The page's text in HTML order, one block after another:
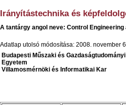
Irányítástechnika és
A tantárgy angol neve: Control
Adatlap utolsó módosítása: 2008. november
Budapesti Műszaki és Gazdaságtudományi
Egyetem
Villamosmérnöki és Informatikai Kar